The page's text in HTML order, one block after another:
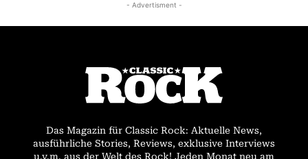
- Advertisment -
Das Magazin für Classic Rock: Aktuelle News,
ausführliche Stories, Reviews, exklusive Interviews
u.v.m. aus der Welt des Rock! Jeden Monat neu am